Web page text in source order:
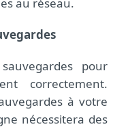
pour
correctement.
à votre
nécessitera des